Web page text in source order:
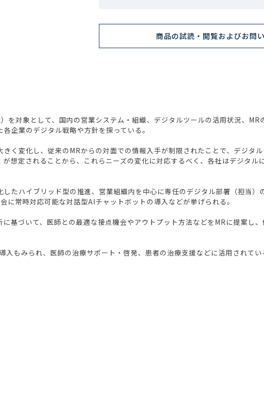
商品の試読・閲覧およびお問
対象として、国内の営業システム・組織、デジタルツールの活用状況、MR
企業のデジタル戦略や方針を探っている。
く変化し、従来のMRからの対面での情報入手が制限されたことで、デジタ
想定されることから、これらニーズの変化に対応するべく、各社はデジタル
たハイブリッド型の推進、営業組織内を中心に専任のデジタル部署（担当）
常時対応可能な対話型AIチャットボットの導入などが挙げられる。
基づいて、医師との最適な接点機会やアウトプット方法などをMRに提案し
もみられ、医師の治療サポート・啓発、患者の治療支援などに活用されてい